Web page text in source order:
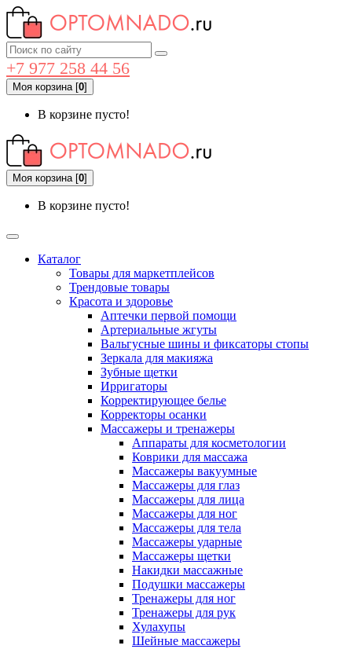
+7 977 258 44 56
Моя корзина[0]
В корзине пусто!
Моя корзина[0]
В корзине пусто!
Каталог
Товары для маркетплейсов
Трендовые товары
Красота и здоровье
Аптечки первой помощи
Артериальные жгуты
Вальгусные шины и фиксаторы стопы
Зеркала для макияжа
Зубные щетки
Ирригаторы
Корректирующее белье
Корректоры осанки
Массажеры и тренажеры
Аппараты для косметологии
Коврики для массажа
Массажеры вакуумные
Массажеры для глаз
Массажеры для лица
Массажеры для ног
Массажеры для тела
Массажеры ударные
Массажеры щетки
Накидки массажные
Подушки массажеры
Тренажеры для ног
Тренажеры для рук
Хулахупы
Шейные массажеры